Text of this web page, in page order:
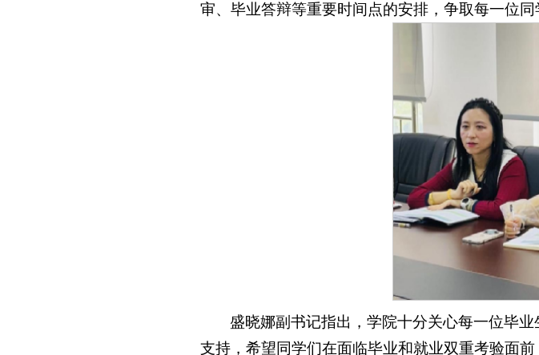
审、毕业答辩等重要时间点的安排，争取每一位同
盛晓娜副书记指出，学院十分关心每一位毕
支持，希望同学们在面临毕业和就业双重考验面